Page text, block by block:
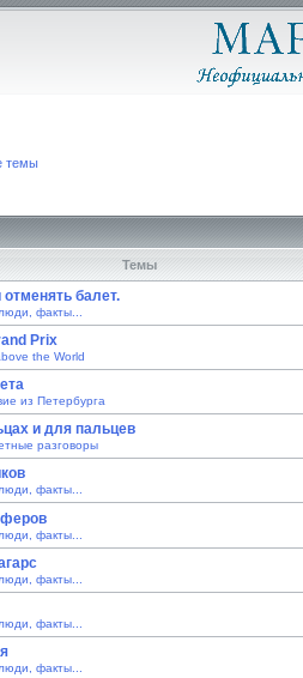
темы
Темы
балет.
факты...
Prix
the World
из Петербурга
и для пальцев
разговоры
факты...
факты...
факты...
факты...
факты...